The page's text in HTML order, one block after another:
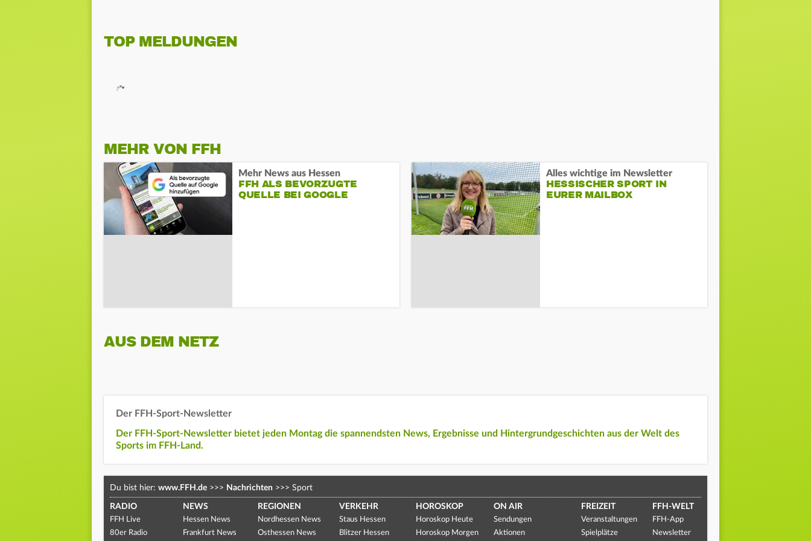
TOP MELDUNGEN
MEHR VON FFH
Mehr News aus Hessen
FFH ALS BEVORZUGTE
QUELLE BEI GOOGLE
Alles wichtige im Newsletter
HESSISCHER SPORT IN
EURER MAILBOX
AUS DEM NETZ
Der FFH-Sport-Newsletter
Der FFH-Sport-Newsletter bietet jeden Montag die spannendsten News, Ergebnisse und Hintergrundgeschichten aus der Welt des
Sports im FFH-Land.
Du bist hier: www.FFH.de >>> Nachrichten >>> Sport
RADIO
FFH Live
80er Radio
NEWS
Hessen News
Frankfurt News
REGIONEN
Nordhessen News
Osthessen News
VERKEHR
Staus Hessen
Blitzer Hessen
HOROSKOP
Horoskop Heute
Horoskop Morgen
ON AIR
Sendungen
Aktionen
FREIZEIT
Veranstaltungen
Spielplätze
FFH-WELT
FFH-App
Newsletter